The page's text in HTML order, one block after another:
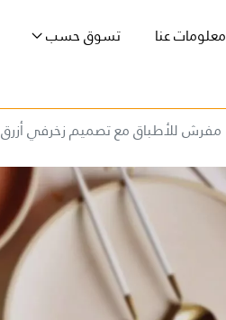
معلومات عنا
تسوق حسب
مفرش للأطباق مع تصميم زخرفي أزرق